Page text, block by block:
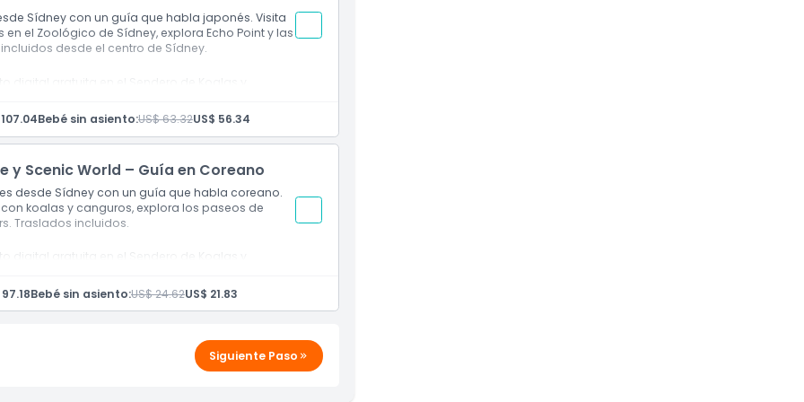
Sídney con un guía que habla japonés. Visita
el Zoológico de Sídney, explora Echo Point y las
desde el centro de Sídney.
digital gratuita en el Sendero de Koalas y
de encuentro
incluyen Scenic Railway, Skyway o Cableway
en el Sendero de Koalas y alimentación de
Bebé sin asiento:US$ 63.32US$ 56.34
y Scenic World – Guía en Coreano
desde Sídney con un guía que habla coreano.
koalas y canguros, explora los paseos de
Traslados incluidos.
digital gratuita en el Sendero de Koalas y
incluyen Scenic Railway, Skyway o Cableway
en el Sendero de Koalas y alimentación de
Bebé sin asiento:US$ 24.62US$ 21.83
Siguiente Paso